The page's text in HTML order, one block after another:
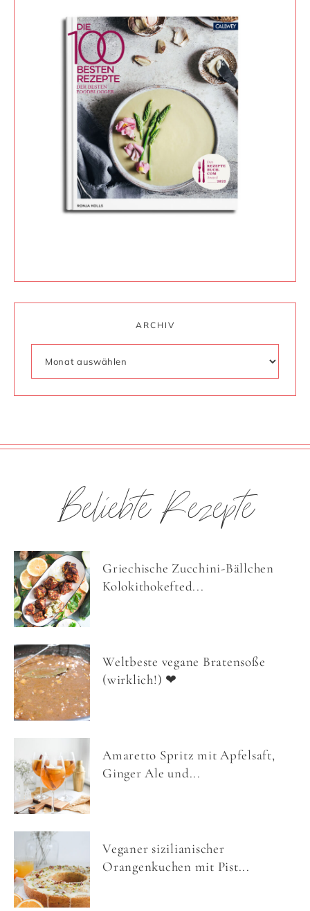
ARCHIV
Beliebte Rezepte
Griechische Zucchini-Bällchen
Kolokithokefted...
Weltbeste vegane Bratensoße
(wirklich!) ❤
Amaretto Spritz mit Apfelsaft,
Ginger Ale und...
Veganer sizilianischer
Orangenkuchen mit Pist...